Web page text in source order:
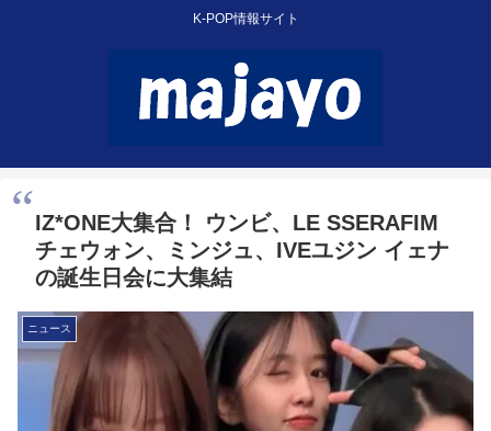
K-POP情報サイト
IZ*ONE大集合！ ウンビ、LE SSERAFIM
チェウォン、ミンジュ、IVEユジン イェナ
の誕生日会に大集結
ニュース